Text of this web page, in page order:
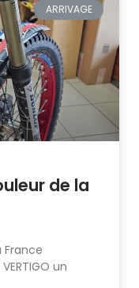
ARRIVAGE
de la
France
un